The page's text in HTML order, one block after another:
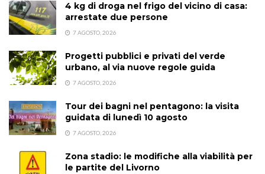
4 kg di droga nel frigo del vicino di casa:
arrestate due persone
7 AGOSTO, 2026
Progetti pubblici e privati del verde
urbano, al via nuove regole guida
7 AGOSTO, 2026
Tour dei bagni nel pentagono: la visita
guidata di lunedì 10 agosto
7 AGOSTO, 2026
Zona stadio: le modifiche alla viabilità per
le partite del Livorno